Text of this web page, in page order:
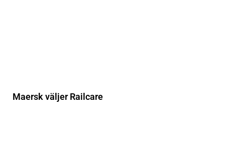
Maersk väljer Railcare